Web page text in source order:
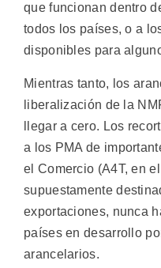
que funcionan dentro
todos los países, o a
disponibles para
Mientras tanto, los
liberalización de la
llegar a cero. Los
a los PMA de
el Comercio (A4T, en
supuestamente
exportaciones, nunca
países en desarrollo
arancelarios.